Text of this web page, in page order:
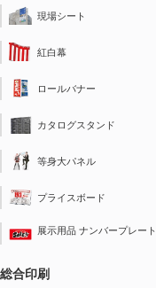
現場シート
紅白幕
ロールバナー
カタログスタンド
等身大パネル
プライスボード
展示用品 ナンバープレート
総合印刷